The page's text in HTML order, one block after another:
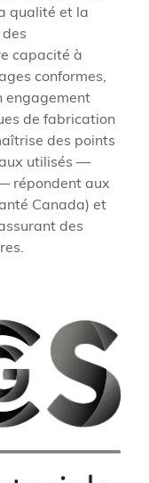
qualité et la
capacité à
conformes,
engagement
de fabrication
des points
utilisés —
répondent aux
Canada) et
des